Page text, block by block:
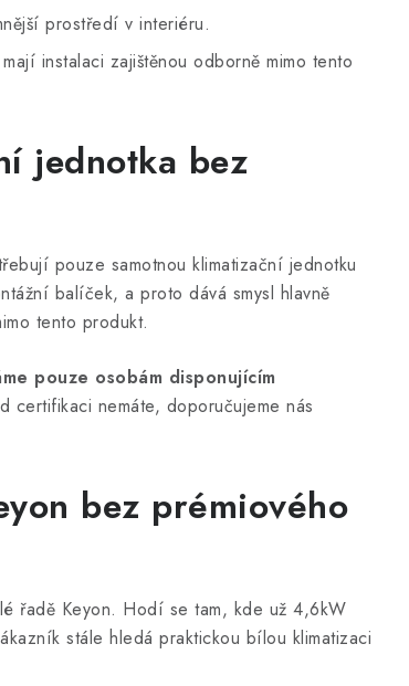
prostředí v interiéru.
instalaci zajištěnou odborně mimo tento
jednotka bez
pouze samotnou klimatizační jednotku
balíček, a proto dává smysl hlavně
tento produkt.
pouze osobám disponujícím
certifikaci nemáte, doporučujeme nás
bez prémiového
řadě Keyon. Hodí se tam, kde už 4,6kW
stále hledá praktickou bílou klimatizaci